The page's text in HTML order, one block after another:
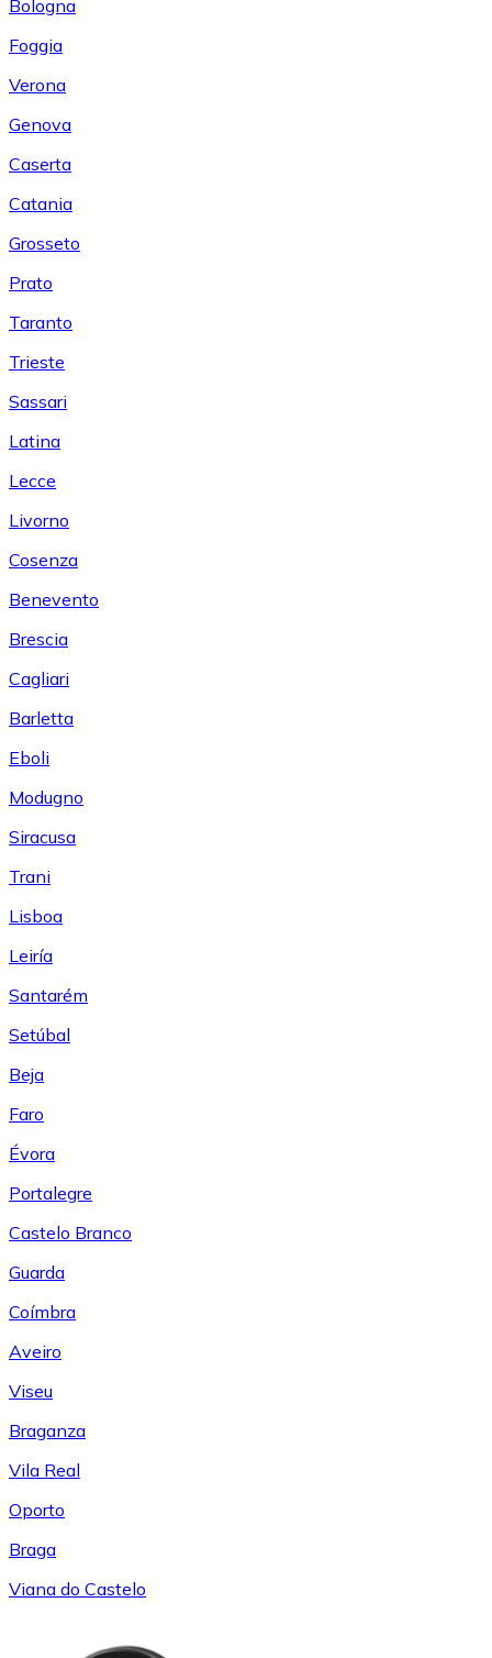
Bologna
Foggia
Verona
Genova
Caserta
Catania
Grosseto
Prato
Taranto
Trieste
Sassari
Latina
Lecce
Livorno
Cosenza
Benevento
Brescia
Cagliari
Barletta
Eboli
Modugno
Siracusa
Trani
Lisboa
Leiría
Santarém
Setúbal
Beja
Faro
Évora
Portalegre
Castelo Branco
Guarda
Coímbra
Aveiro
Viseu
Braganza
Vila Real
Oporto
Braga
Viana do Castelo